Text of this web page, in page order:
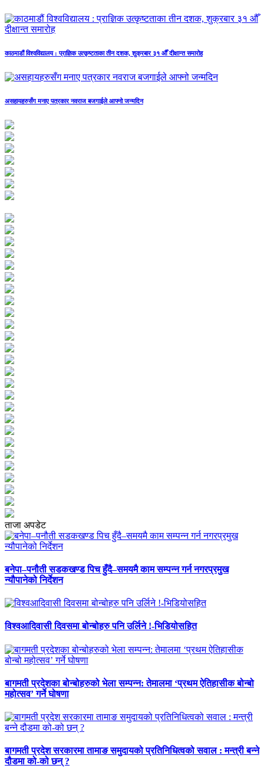
काठमाडौं विश्वविद्यालय : प्राज्ञिक उत्कृष्टताका तीन दशक, शुक्रबार ३१ औँ दीक्षान्त समारोह
असहायहरुसँग मनाए पत्रकार नवराज बजगाईले आफ्नो जन्मदिन
ताजा अपडेट
बनेपा–पनौती सडकखण्ड पिच हुँदै–समयमै काम सम्पन्न गर्न नगरप्रमुख
न्यौपानेको निर्देशन
विश्वआदिवासी दिवसमा बोन्बोहरु पनि उर्लिने !-भिडियोसहित
बागमती प्रदेशका बोन्बोहरुको भेला सम्पन्न: तेमालमा ‘प्रथम ऐतिहासीक बोन्बो
महोत्सव’ गर्ने घोषणा
बागमती प्रदेश सरकारमा तामाङ समुदायको प्रतिनिधित्वको सवाल : मन्त्री बन्ने
दौडमा को‐को छन् ?